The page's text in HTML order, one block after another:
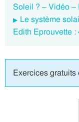
Soleil ? – Vidéo –
Le système
Edith Eprouvette
Exercices gratuits